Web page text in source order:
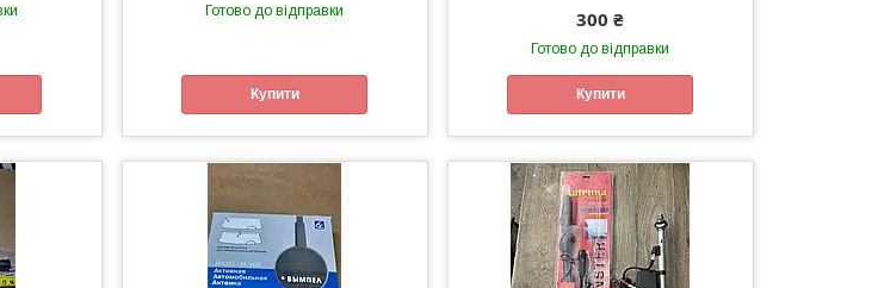
Готово до відправки
Купити
300 ₴
Готово до відправки
Купити